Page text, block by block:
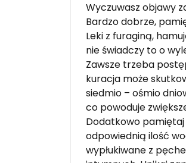
Wyczuwasz objawy
Bardzo dobrze,
Leki z furaginą,
nie świadczy to o
Zawsze trzeba
kuracja może
siedmio – ośmio
co powoduje
Dodatkowo
odpowiednią ilość
wypłukiwane z